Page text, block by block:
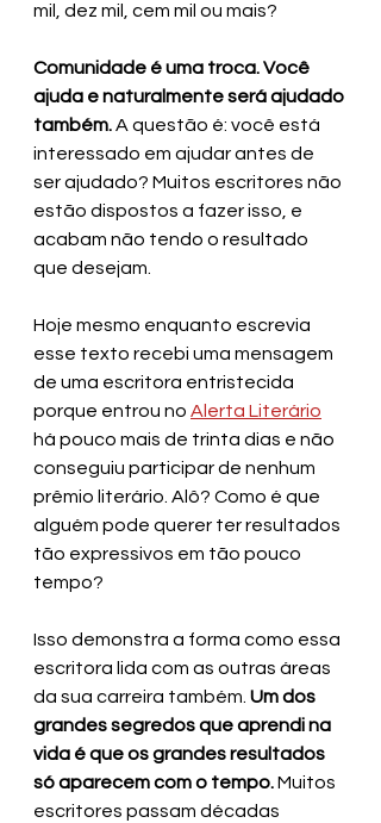
mil, dez mil, cem mil ou mais?
Comunidade é uma troca. Você
ajuda e naturalmente será ajudado
também. A questão é: você está
interessado em ajudar antes de
ser ajudado? Muitos escritores não
estão dispostos a fazer isso, e
acabam não tendo o resultado
que desejam.
Hoje mesmo enquanto escrevia
esse texto recebi uma mensagem
de uma escritora entristecida
porque entrou no Alerta Literário
há pouco mais de trinta dias e não
conseguiu participar de nenhum
prêmio literário. Alô? Como é que
alguém pode querer ter resultados
tão expressivos em tão pouco
tempo?
Isso demonstra a forma como essa
escritora lida com as outras áreas
da sua carreira também. Um dos
grandes segredos que aprendi na
vida é que os grandes resultados
só aparecem com o tempo. Muitos
escritores passam décadas